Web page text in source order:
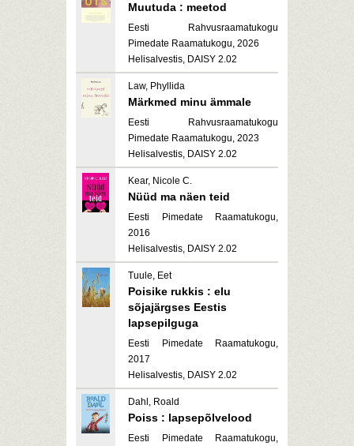
Muutuda : meetod
Eesti Rahvusraamatukogu
Pimedate Raamatukogu, 2026
Helisalvestis, DAISY 2.02
Law, Phyllida
Märkmed minu ämmale
Eesti Rahvusraamatukogu
Pimedate Raamatukogu, 2023
Helisalvestis, DAISY 2.02
Kear, Nicole C.
Nüüd ma näen teid
Eesti Pimedate Raamatukogu,
2016
Helisalvestis, DAISY 2.02
Tuule, Eet
Poisike rukkis : elu
sõjajärgses Eestis
lapsepilguga
Eesti Pimedate Raamatukogu,
2017
Helisalvestis, DAISY 2.02
Dahl, Roald
Poiss : lapsepõlvelood
Eesti Pimedate Raamatukogu,